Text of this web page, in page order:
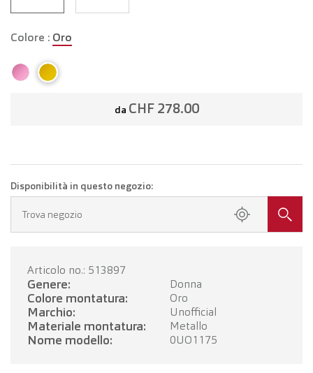
Colore : Oro
da CHF 278.00
Disponibilità in questo negozio:
Trova negozio
Articolo no.: 513897
Genere: Donna
Colore montatura: Oro
Marchio: Unofficial
Materiale montatura: Metallo
Nome modello: 0UO1175